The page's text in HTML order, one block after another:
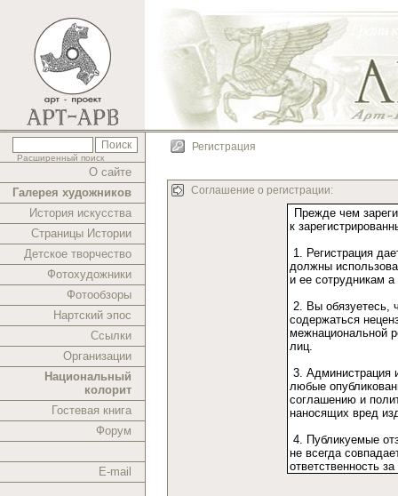
Расширенный поиск
О сайте
Галерея художников
История искусства
Страницы Истории
Детское творчество
Фотохудожники
Фотообзоры
Нартский эпос
Ссылки
Организации
Национальный
колорит
Гостевая книга
Форум
E-mail
Регистрация
Соглашение о регистрации: